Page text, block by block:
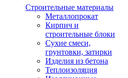
Строительные материалы
Металлопрокат
Кирпич и
строительные блоки
Сухие смеси,
грунтовки, затирки
Изделия из бетона
Теплоизоляция